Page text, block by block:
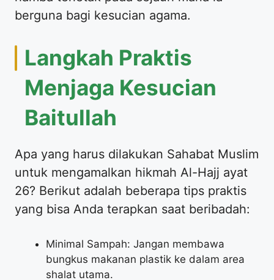
berguna bagi kesucian agama.
Langkah Praktis
Menjaga Kesucian
Baitullah
Apa yang harus dilakukan Sahabat Muslim
untuk mengamalkan hikmah Al-Hajj ayat
26? Berikut adalah beberapa tips praktis
yang bisa Anda terapkan saat beribadah:
Minimal Sampah: Jangan membawa
bungkus makanan plastik ke dalam area
shalat utama.